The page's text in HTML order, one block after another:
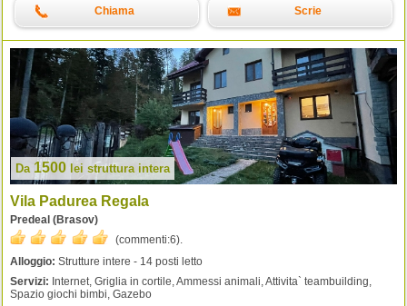
Chiama Scrie
Da 1500 lei struttura intera
Vila Padurea Regala
Predeal (Brasov)
(commenti:6).
Alloggio: Strutture intere - 14 posti letto
Servizi: Internet, Griglia in cortile, Ammessi animali, Attivita` teambuilding,
Spazio giochi bimbi, Gazebo